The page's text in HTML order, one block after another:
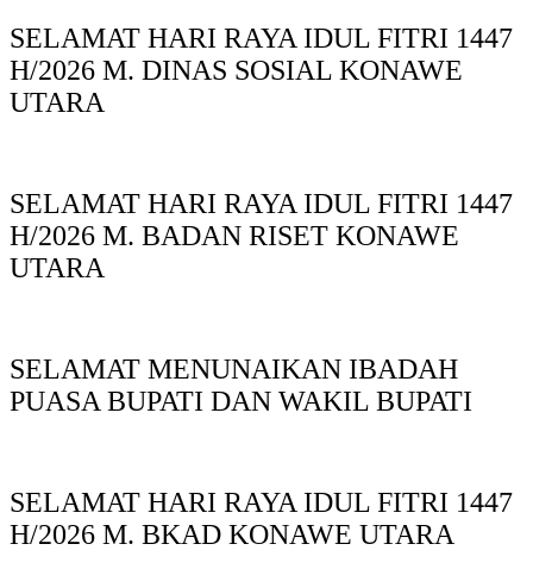
SELAMAT HARI RAYA IDUL FITRI 1447
H/2026 M. DINAS SOSIAL KONAWE
UTARA
SELAMAT HARI RAYA IDUL FITRI 1447
H/2026 M. BADAN RISET KONAWE
UTARA
SELAMAT MENUNAIKAN IBADAH
PUASA BUPATI DAN WAKIL BUPATI
SELAMAT HARI RAYA IDUL FITRI 1447
H/2026 M. BKAD KONAWE UTARA